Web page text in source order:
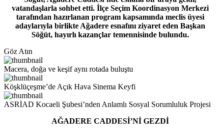
vatandaşlarla sohbet etti. İlçe Seçim Koordinasyon Merkezi
tarafından hazırlanan program kapsamında meclis üyesi
adaylarıyla birlikte Ağadere esnafını ziyaret eden Başkan
Söğüt, hayırlı kazançlar temennisinde bulundu.
Göz Atın
Macera, doğa ve keşif aynı rotada buluştu
Köşklüçeşme’de Açık Hava Sinema Keyfi
ASRİAD Kocaeli Şubesi’nden Anlamlı Sosyal Sorumluluk Projesi
AĞADERE CADDESİ’Nİ GEZDİ